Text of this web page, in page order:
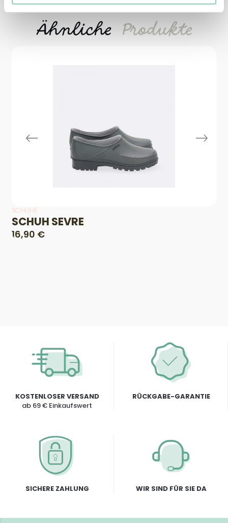
Ähnliche Produkte
SCHUHE
SCHUH SEVRE
16,90 €
KOSTENLOSER VERSAND
ab 69 € Einkaufswert
RÜCKGABE-GARANTIE
SICHERE ZAHLUNG WIR SIND FÜR SIE DA